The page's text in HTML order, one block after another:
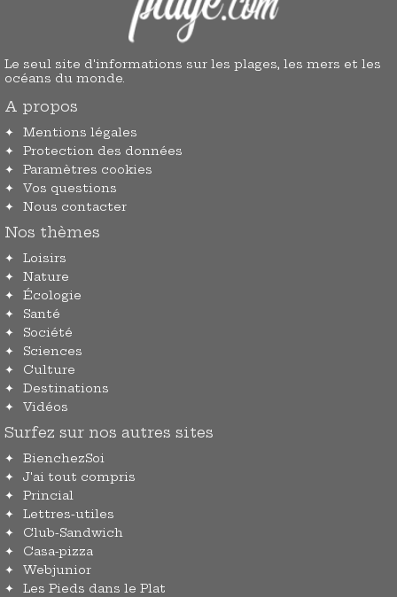
Le seul site d'informations sur les plages, les mers et les
océans du monde.
A propos
Mentions légales
Protection des données
Paramètres cookies
Vos questions
Nous contacter
Nos thèmes
Loisirs
Nature
Écologie
Santé
Société
Sciences
Culture
Destinations
Vidéos
Surfez sur nos autres sites
BienchezSoi
J'ai tout compris
Princial
Lettres-utiles
Club-Sandwich
Casa-pizza
Webjunior
Les Pieds dans le Plat